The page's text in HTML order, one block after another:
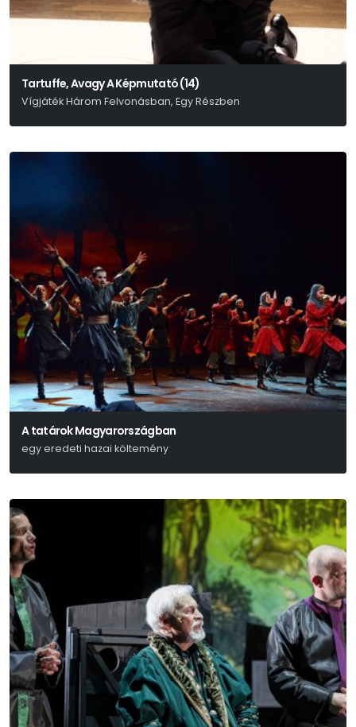
Tartuffe, Avagy A Képmutató (14)
Vígjáték Három Felvonásban, Egy Részben
A tatárok Magyarországban
egy eredeti hazai költemény